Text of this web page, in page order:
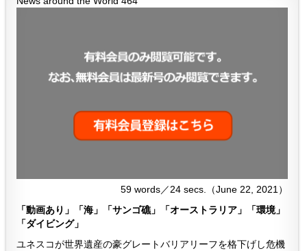
59 words／24 secs.（June 22, 2021）
「動画あり」「海」「サンゴ礁」「オーストラリア」「環境」
「ダイビング」
ユネスコが世界遺産の豪グレートバリアリーフを格下げし危機